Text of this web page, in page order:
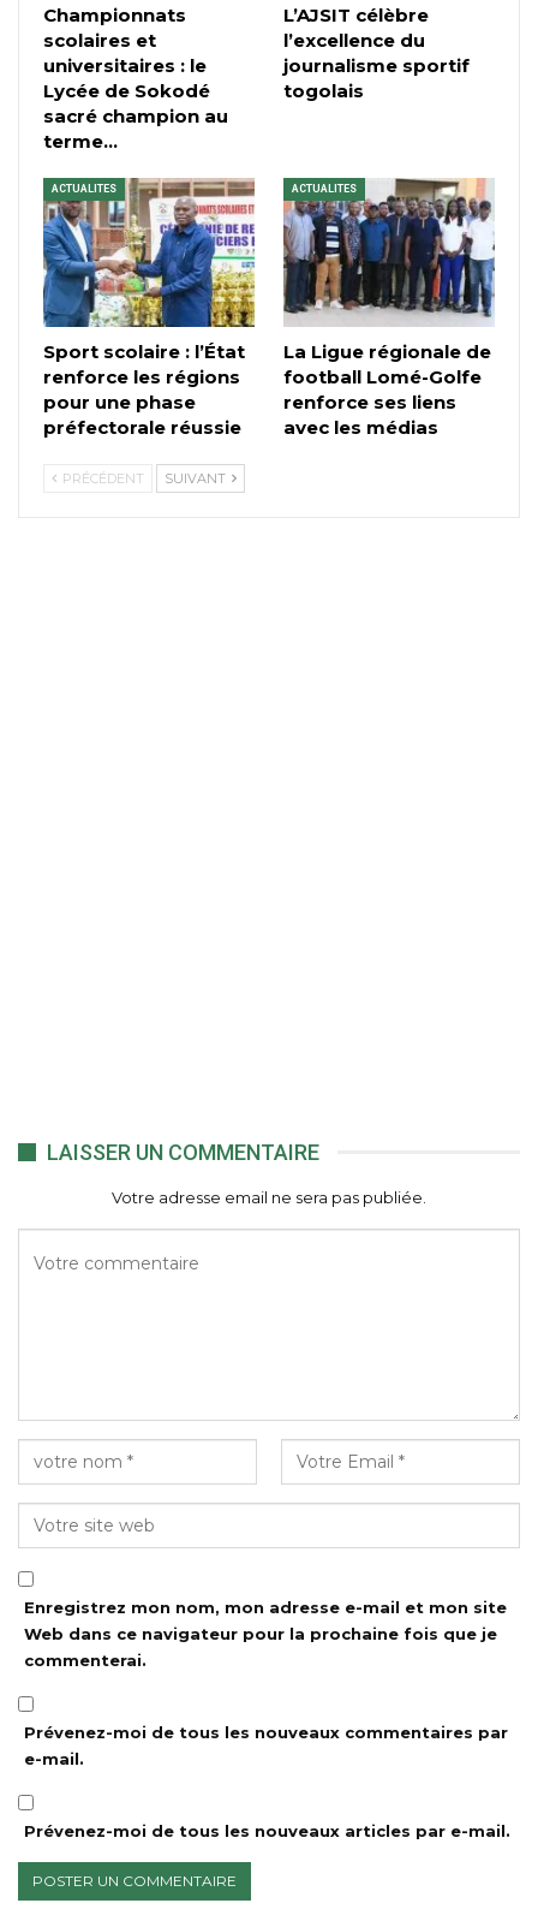
Championnats
scolaires et
universitaires : le
Lycée de Sokodé
sacré champion au
terme…
L’AJSIT célèbre
l’excellence du
journalisme sportif
togolais
ACTUALITES
Sport scolaire : l’État
renforce les régions
pour une phase
préfectorale réussie
ACTUALITES
La Ligue régionale de
football Lomé-Golfe
renforce ses liens
avec les médias
PRÉCÉDENT SUIVANT
LAISSER UN COMMENTAIRE
Votre adresse email ne sera pas publiée.
Enregistrez mon nom, mon adresse e-mail et mon site
Web dans ce navigateur pour la prochaine fois que je
commenterai.
Prévenez-moi de tous les nouveaux commentaires par
e-mail.
Prévenez-moi de tous les nouveaux articles par e-mail.